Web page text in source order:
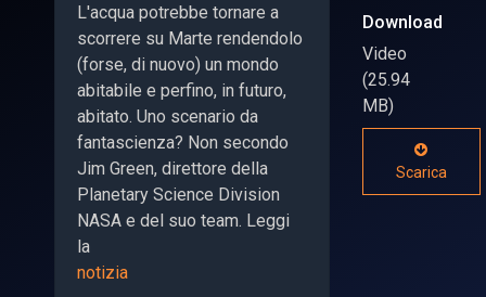
L'acqua potrebbe tornare a
scorrere su Marte rendendolo
(forse, di nuovo) un mondo
abitabile e perfino, in futuro,
abitato. Uno scenario da
fantascienza? Non secondo
Jim Green, direttore della
Planetary Science Division
NASA e del suo team. Leggi
la
notizia
Download
Video
(25.94
MB)
Scarica